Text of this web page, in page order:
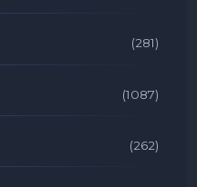
(281)
(1087)
(262)